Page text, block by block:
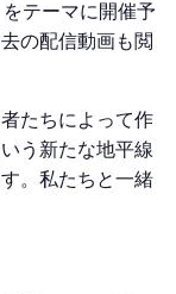
テーマに開催予
の配信動画も閲
たちによって作
う新たな地平線
。私たちと一緒